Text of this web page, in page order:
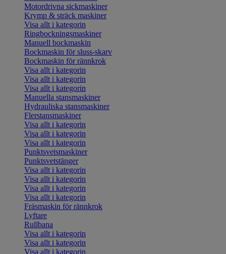
Motordrivna sickmaskiner
Krymp & sträck maskiner
Visa allt i kategorin
Ringbockningsmaskiner
Manuell bockmaskin
Bockmaskin för sluss-skarv
Bockmaskin för rännkrok
Visa allt i kategorin
Visa allt i kategorin
Visa allt i kategorin
Manuella stansmaskiner
Hydrauliska stansmaskiner
Flerstansmaskiner
Visa allt i kategorin
Visa allt i kategorin
Visa allt i kategorin
Punktsvetsmaskiner
Punktsvetstänger
Visa allt i kategorin
Visa allt i kategorin
Visa allt i kategorin
Visa allt i kategorin
Fräsmaskin för rännkrok
Lyftare
Rullbana
Visa allt i kategorin
Visa allt i kategorin
Visa allt i kategorin